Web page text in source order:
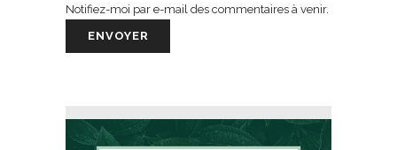
Notifiez-moi par e-mail des commentaires à venir.